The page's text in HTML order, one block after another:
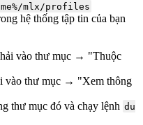
mlx/profiles
hệ thống tập tin của bạn
vào thư mục → "Thuộc
vào thư mục → "Xem thông
thư mục đó và chạy lệnh du